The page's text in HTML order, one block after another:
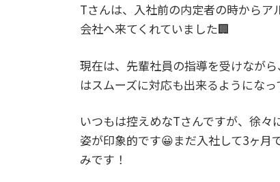
Tさんは、入社前の内定者の時からア
会社へ来てくれていました🏢
現在は、先輩社員の指導を受けなが
はスムーズに対応も出来るようにな
いつもは控えめなTさんですが、徐々
姿が印象的です😀まだ入社して3ヶ月
みです！